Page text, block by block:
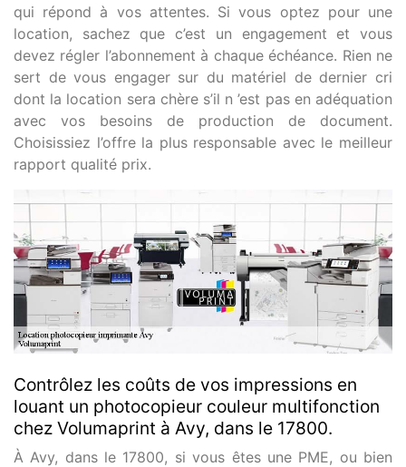
qui répond à vos attentes. Si vous optez pour une
location, sachez que c’est un engagement et vous
devez régler l’abonnement à chaque échéance. Rien ne
sert de vous engager sur du matériel de dernier cri
dont la location sera chère s’il n ’est pas en adéquation
avec vos besoins de production de document.
Choisissiez l’offre la plus responsable avec le meilleur
rapport qualité prix.
Contrôlez les coûts de vos impressions en
louant un photocopieur couleur multifonction
chez Volumaprint à Avy, dans le 17800.
À Avy, dans le 17800, si vous êtes une PME, ou bien